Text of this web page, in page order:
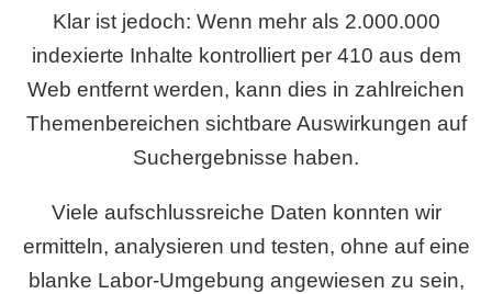
Klar ist jedoch: Wenn mehr als 2.000.000
indexierte Inhalte kontrolliert per 410 aus dem
Web entfernt werden, kann dies in zahlreichen
Themenbereichen sichtbare Auswirkungen auf
Suchergebnisse haben.
Viele aufschlussreiche Daten konnten wir
ermitteln, analysieren und testen, ohne auf eine
blanke Labor-Umgebung angewiesen zu sein,